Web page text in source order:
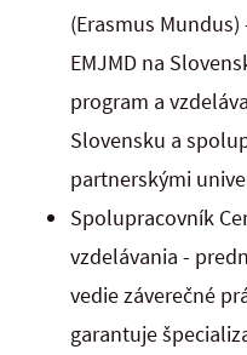
(Erasmus
EMJMD na
program a
Slovensku a
partnerskými
Spolupracovník
vzdelávania -
vedie záverečné
garantuje